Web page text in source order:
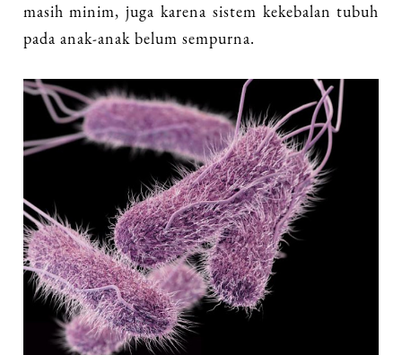
masih minim, juga karena sistem kekebalan tubuh
pada anak-anak belum sempurna.